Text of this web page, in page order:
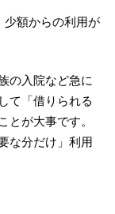
少額からの利用が
の入院など急に
て「借りられる
とが大事です。
な分だけ」利用